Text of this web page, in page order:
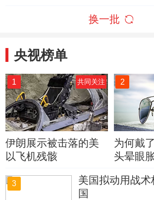
换一批
央视榜单
1 共同关注
伊朗展示被击落的美
以飞机残骸
2
为何戴
头晕眼
3
美国拟动用战
国